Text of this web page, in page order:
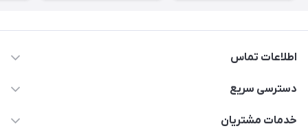
اطلاعات تماس
09371742423
دسترسی سریع
حساب کاربری
خدمات مشتریان